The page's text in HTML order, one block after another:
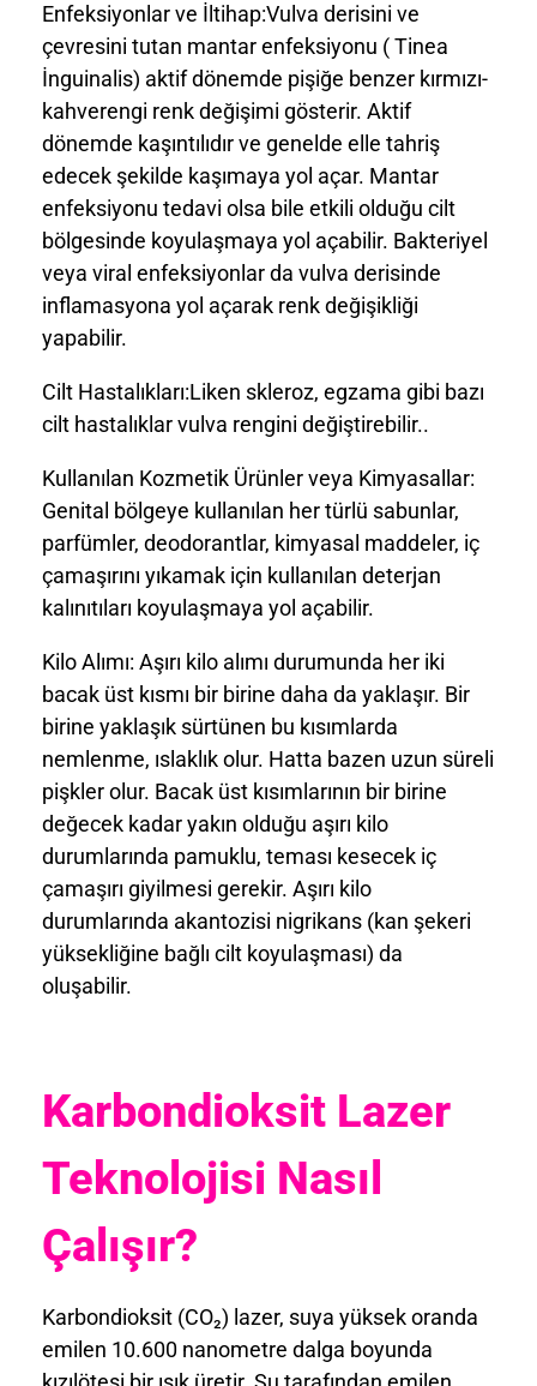
Enfeksiyonlar ve İltihap:Vulva derisini ve
çevresini tutan mantar enfeksiyonu ( Tinea
İnguinalis) aktif dönemde pişiğe benzer kırmızı-
kahverengi renk değişimi gösterir. Aktif
dönemde kaşıntılıdır ve genelde elle tahriş
edecek şekilde kaşımaya yol açar. Mantar
enfeksiyonu tedavi olsa bile etkili olduğu cilt
bölgesinde koyulaşmaya yol açabilir. Bakteriyel
veya viral enfeksiyonlar da vulva derisinde
inflamasyona yol açarak renk değişikliği
yapabilir.
Cilt Hastalıkları:Liken skleroz, egzama gibi bazı
cilt hastalıklar vulva rengini değiştirebilir..
Kullanılan Kozmetik Ürünler veya Kimyasallar:
Genital bölgeye kullanılan her türlü sabunlar,
parfümler, deodorantlar, kimyasal maddeler, iç
çamaşırını yıkamak için kullanılan deterjan
kalınıtıları koyulaşmaya yol açabilir.
Kilo Alımı: Aşırı kilo alımı durumunda her iki
bacak üst kısmı bir birine daha da yaklaşır. Bir
birine yaklaşık sürtünen bu kısımlarda
nemlenme, ıslaklık olur. Hatta bazen uzun süreli
pişkler olur. Bacak üst kısımlarının bir birine
değecek kadar yakın olduğu aşırı kilo
durumlarında pamuklu, teması kesecek iç
çamaşırı giyilmesi gerekir. Aşırı kilo
durumlarında akantozisi nigrikans (kan şekeri
yüksekliğine bağlı cilt koyulaşması) da
oluşabilir.
Karbondioksit Lazer
Teknolojisi Nasıl
Çalışır?
Karbondioksit (CO₂) lazer, suya yüksek oranda
emilen 10.600 nanometre dalga boyunda